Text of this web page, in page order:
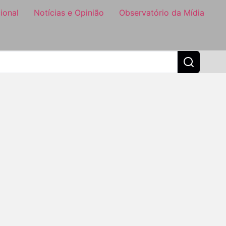
Notícias e Opinião Observatório da Mídia